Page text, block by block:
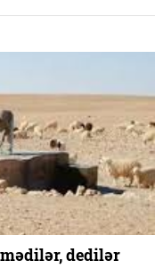
dedilər